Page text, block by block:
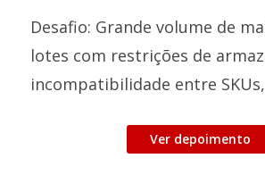
Desafio: Grande volume de
lotes com restrições de
incompatibilidade entre
Ver depoimento